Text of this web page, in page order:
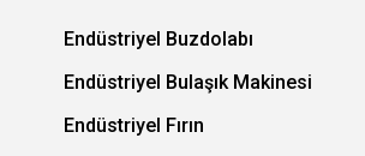
Endüstriyel Buzdolabı
Endüstriyel Bulaşık Makinesi
Endüstriyel Fırın